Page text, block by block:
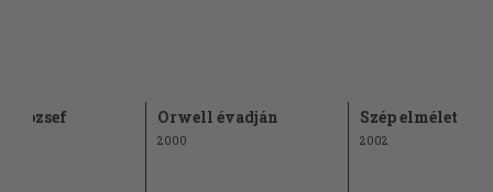
József Orwell évadján
2000
Szép elmélet
2002